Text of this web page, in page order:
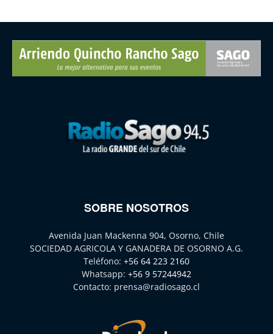
SOBRE NOSOTROS
Avenida Juan Mackenna 904, Osorno, Chile
SOCIEDAD AGRICOLA Y GANADERA DE OSORNO A.G.
Teléfono: +56 64 223 2160
Whatsapp: +56 9 57244942
Contacto: prensa@radiosago.cl